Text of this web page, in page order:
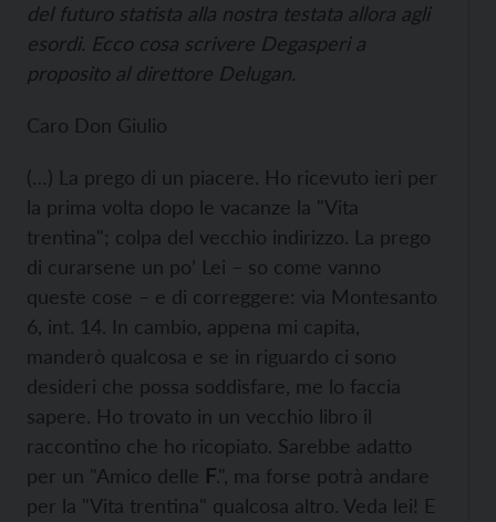
del futuro statista alla nostra testata allora agli
esordi. Ecco cosa scrivere Degasperi a
proposito al direttore Delugan.
Caro Don Giulio
(…) La prego di un piacere. Ho ricevuto ieri per
la prima volta dopo le vacanze la "Vita
trentina"; colpa del vecchio indirizzo. La prego
di curarsene un po’ Lei – so come vanno
queste cose – e di correggere: via Montesanto
6, int. 14. In cambio, appena mi capita,
manderò qualcosa e se in riguardo ci sono
desideri che possa soddisfare, me lo faccia
sapere. Ho trovato in un vecchio libro il
raccontino che ho ricopiato. Sarebbe adatto
per un "Amico delle F.", ma forse potrà andare
per la "Vita trentina" qualcosa altro. Veda lei! E